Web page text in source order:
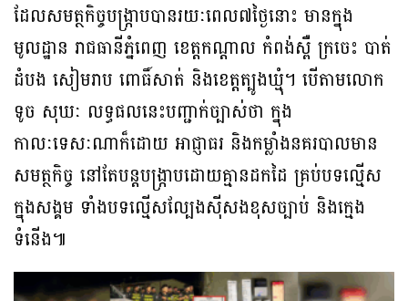
ដែលសមត្ថកិច្ចបង្ក្រាបបានរយៈពេល៧ថ្ងៃនោះ មានក្នុង
មូលដ្ឋាន រាជធានីភ្នំពេញ ខេត្តកណ្ដាល កំពង់ស្ពឺ ក្រចេះ បាត់
ដំបង សៀមរាប ពោធិ៍សាត់ និងខេត្តត្បូងឃ្មុំ។ បើតាមលោក
ទូច សុឃៈ លទ្ធផលនេះបញ្ជាក់ច្បាស់ថា ក្នុង
កាលៈទេសៈណាក៏ដោយ អាជ្ញាធរ និងកម្លាំងនគរបាលមាន
សមត្ថកិច្ច នៅតែបន្តបង្ក្រាបដោយគ្មានដកដៃ គ្រប់បទល្មើស
ក្នុងសង្គម ទាំងបទល្មើសល្បែងស៊ីសងខុសច្បាប់ និងក្មេង
ទំនើង៕